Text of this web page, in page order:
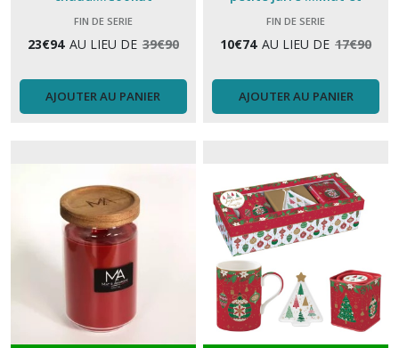
FIN DE SERIE
23€94 AU LIEU DE 39€90
AJOUTER AU PANIER
Amandine
FIN DE SERIE
10€74 AU LIEU DE 17€90
AJOUTER AU PANIER